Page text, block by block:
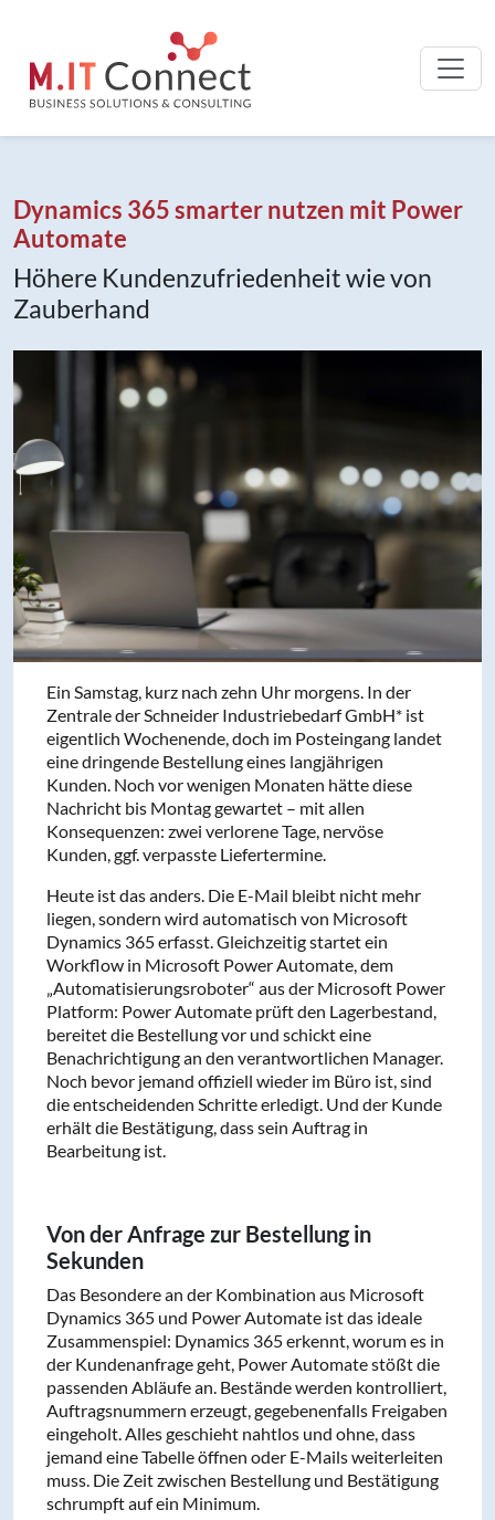
Dynamics 365 smarter nutzen mit Power
Automate
Höhere Kundenzufriedenheit wie von
Zauberhand
Ein Samstag, kurz nach zehn Uhr morgens. In der
Zentrale der Schneider Industriebedarf GmbH* ist
eigentlich Wochenende, doch im Posteingang landet
eine dringende Bestellung eines langjährigen
Kunden. Noch vor wenigen Monaten hätte diese
Nachricht bis Montag gewartet – mit allen
Konsequenzen: zwei verlorene Tage, nervöse
Kunden, ggf. verpasste Liefertermine.
Heute ist das anders. Die E-Mail bleibt nicht mehr
liegen, sondern wird automatisch von Microsoft
Dynamics 365 erfasst. Gleichzeitig startet ein
Workflow in Microsoft Power Automate, dem
„Automatisierungsroboter“ aus der Microsoft Power
Platform: Power Automate prüft den Lagerbestand,
bereitet die Bestellung vor und schickt eine
Benachrichtigung an den verantwortlichen Manager.
Noch bevor jemand offiziell wieder im Büro ist, sind
die entscheidenden Schritte erledigt. Und der Kunde
erhält die Bestätigung, dass sein Auftrag in
Bearbeitung ist.
Von der Anfrage zur Bestellung in
Sekunden
Das Besondere an der Kombination aus Microsoft
Dynamics 365 und Power Automate ist das ideale
Zusammenspiel: Dynamics 365 erkennt, worum es in
der Kundenanfrage geht, Power Automate stößt die
passenden Abläufe an. Bestände werden kontrolliert,
Auftragsnummern erzeugt, gegebenenfalls Freigaben
eingeholt. Alles geschieht nahtlos und ohne, dass
jemand eine Tabelle öffnen oder E-Mails weiterleiten
muss. Die Zeit zwischen Bestellung und Bestätigung
schrumpft auf ein Minimum.